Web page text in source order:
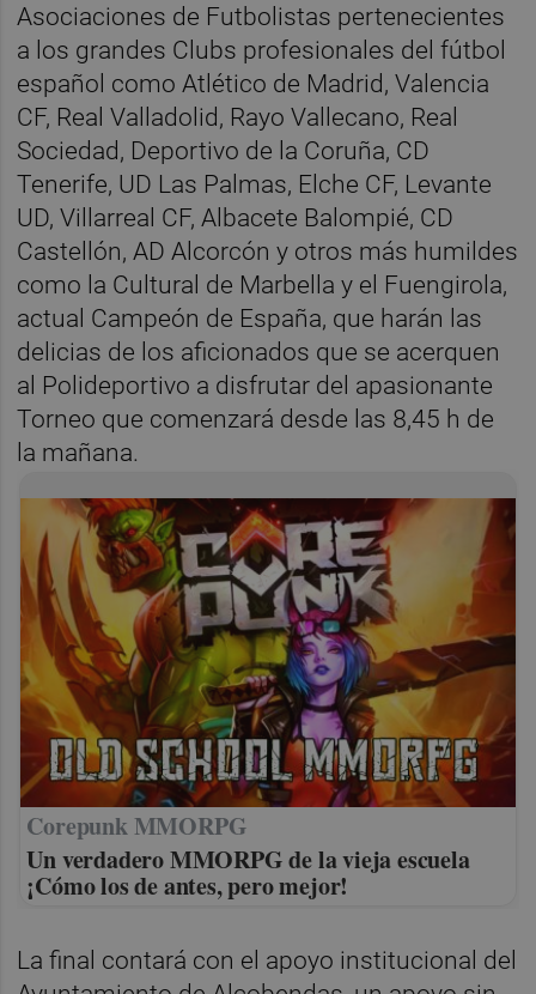
Asociaciones de Futbolistas pertenecientes
a los grandes Clubs profesionales del fútbol
español como Atlético de Madrid, Valencia
CF, Real Valladolid, Rayo Vallecano, Real
Sociedad, Deportivo de la Coruña, CD
Tenerife, UD Las Palmas, Elche CF, Levante
UD, Villarreal CF, Albacete Balompié, CD
Castellón, AD Alcorcón y otros más humildes
como la Cultural de Marbella y el Fuengirola,
actual Campeón de España, que harán las
delicias de los aficionados que se acerquen
al Polideportivo a disfrutar del apasionante
Torneo que comenzará desde las 8,45 h de
la mañana.
Corepunk MMORPG
Un verdadero MMORPG de la vieja escuela
¡Cómo los de antes, pero mejor!
La final contará con el apoyo institucional del